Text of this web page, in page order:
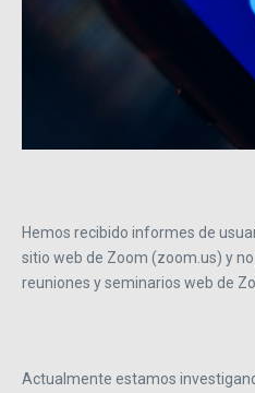
Hemos recibido informes de
sitio web de Zoom (zoom.us) y
reuniones y seminarios web de
Actualmente estamos